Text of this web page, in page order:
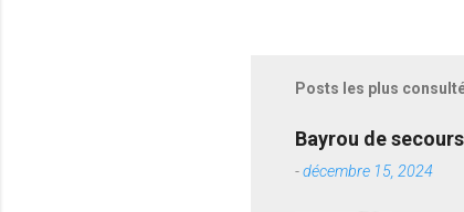
t
e
r
u
Posts les plus
Bayrou de secours
-décembre 15, 2024